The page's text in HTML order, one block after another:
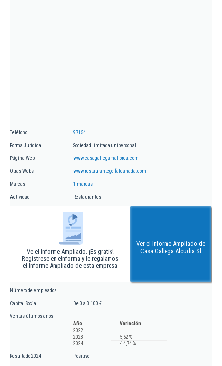
Teléfono 97154...
Forma Jurídica Sociedad limitada unipersonal
Página Web www.casagallegamallorca.com
Otras Webs www.restaurantegolfalcanada.com
Marcas 1 marcas
Actividad Restaurantes
Ve el Informe Ampliado. ¡Es gratis!
Regístrese en eInforma y le regalamos
el Informe Ampliado de esta empresa
Ver el Informe Ampliado de
Casa Gallega Alcudia Sl
Número de empleados
Capital Social De 0 a 3.100 €
Ventas últimos años
Año
Variación
2022
2023
5,52 %
2024
-14,74 %
Resultado 2024 Positivo